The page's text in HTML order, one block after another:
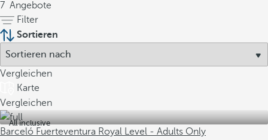
7 Angebote
Filter
Sortieren
Vergleichen
Karte
Vergleichen
All inclusive
Barceló Fuerteventura Royal Level - Adults Only